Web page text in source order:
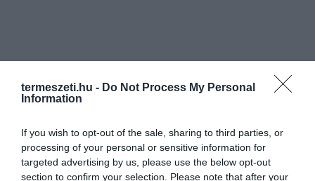
termeszeti.hu - Do Not Process My Personal
Information
If you wish to opt-out of the sale, sharing to third parties, or
processing of your personal or sensitive information for
targeted advertising by us, please use the below opt-out
section to confirm your selection. Please note that after your